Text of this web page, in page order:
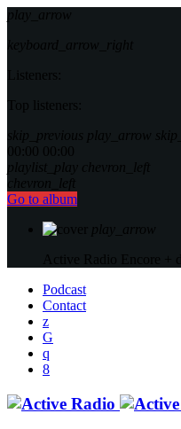
play_arrow
keyboard_arrow_right
Listeners:
Top listeners:
skip_previous play_arrow
00:00 00:00
playlist_play chevron_left
chevron_left
Go to album
play_arrow
Active Radio Encore +
Podcast
Contact